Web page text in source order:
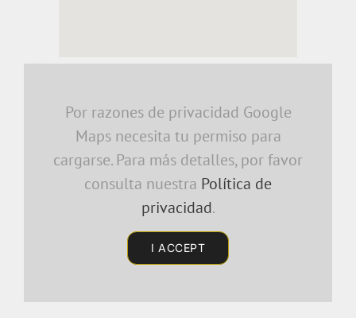
embedding a google map
Por razones de privacidad Google
Maps necesita tu permiso para
cargarse. Para más detalles, por favor
consulta nuestra Política de
privacidad.
I ACCEPT